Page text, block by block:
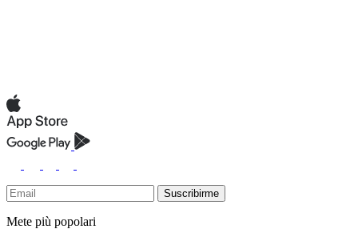
Suscribirme
Mete più popolari